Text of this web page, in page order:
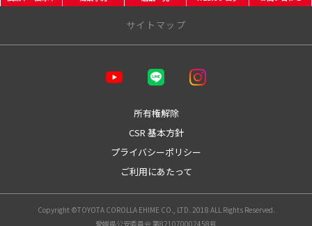
サイトマップ
カスタマーハラスメントに対する基本方針
所有権解除
CSR 基本方針
プライバシーポリシー
ご利用にあたって
Copyright ©TOYOTA COROLLA EHIME CO., LTD. 2018 ALL Rights Reserved.
愛媛県公安委員会 第821070002458号